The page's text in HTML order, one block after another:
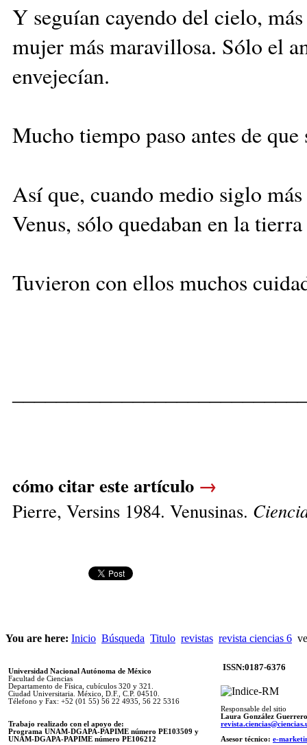
Y seguían cayendo del cielo,
mujer más maravillosa. Sólo el
envejecían.
Mucho tiempo paso antes de
Así que, cuando medio siglo
Venus, sólo quedaban en la
Tuvieron con ellos muchos
cómo citar este artículo →
Pierre, Versins 1984. Venusinas.
You are here: Inicio Búsqueda Titulo revistas revista ciencias 6
Universidad Nacional Autónoma de México
Facultad de Ciencias
Departamento de Física, cubículos 320 y 321.
Ciudad Universitaria. México, D.F., C.P. 04510.
Télefono y Fax: +52 (01 55) 56 22 4935, 56 22 5316
Trabajo realizado con el apoyo de:
Programa UNAM-DGAPA-PAPIME número PE103509 y
UNAM-DGAPA-PAPIME número PE106212
ISSN:0187-6376
Responsable del sitio
Laura González Guerrero
Asesor técnico: e-